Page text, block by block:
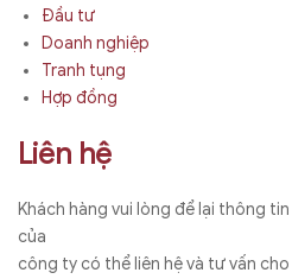
Đầu tư
Doanh nghiệp
Tranh tụng
Hợp đồng
Liên hệ
Khách hàng vui lòng để lại thông
của
công ty có thể liên hệ và tư vấn